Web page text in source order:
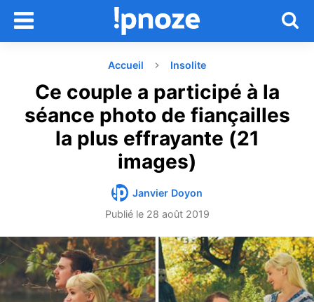
Accueil Insolite
Ce couple a participé à la
séance photo de fiançailles
la plus effrayante (21
images)
Janvier Doyon
Publié le 28 août 2019